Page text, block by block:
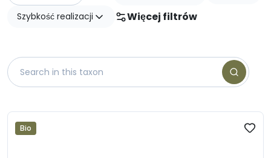
Szybkość realizacji
Więcej filtrów
Bio